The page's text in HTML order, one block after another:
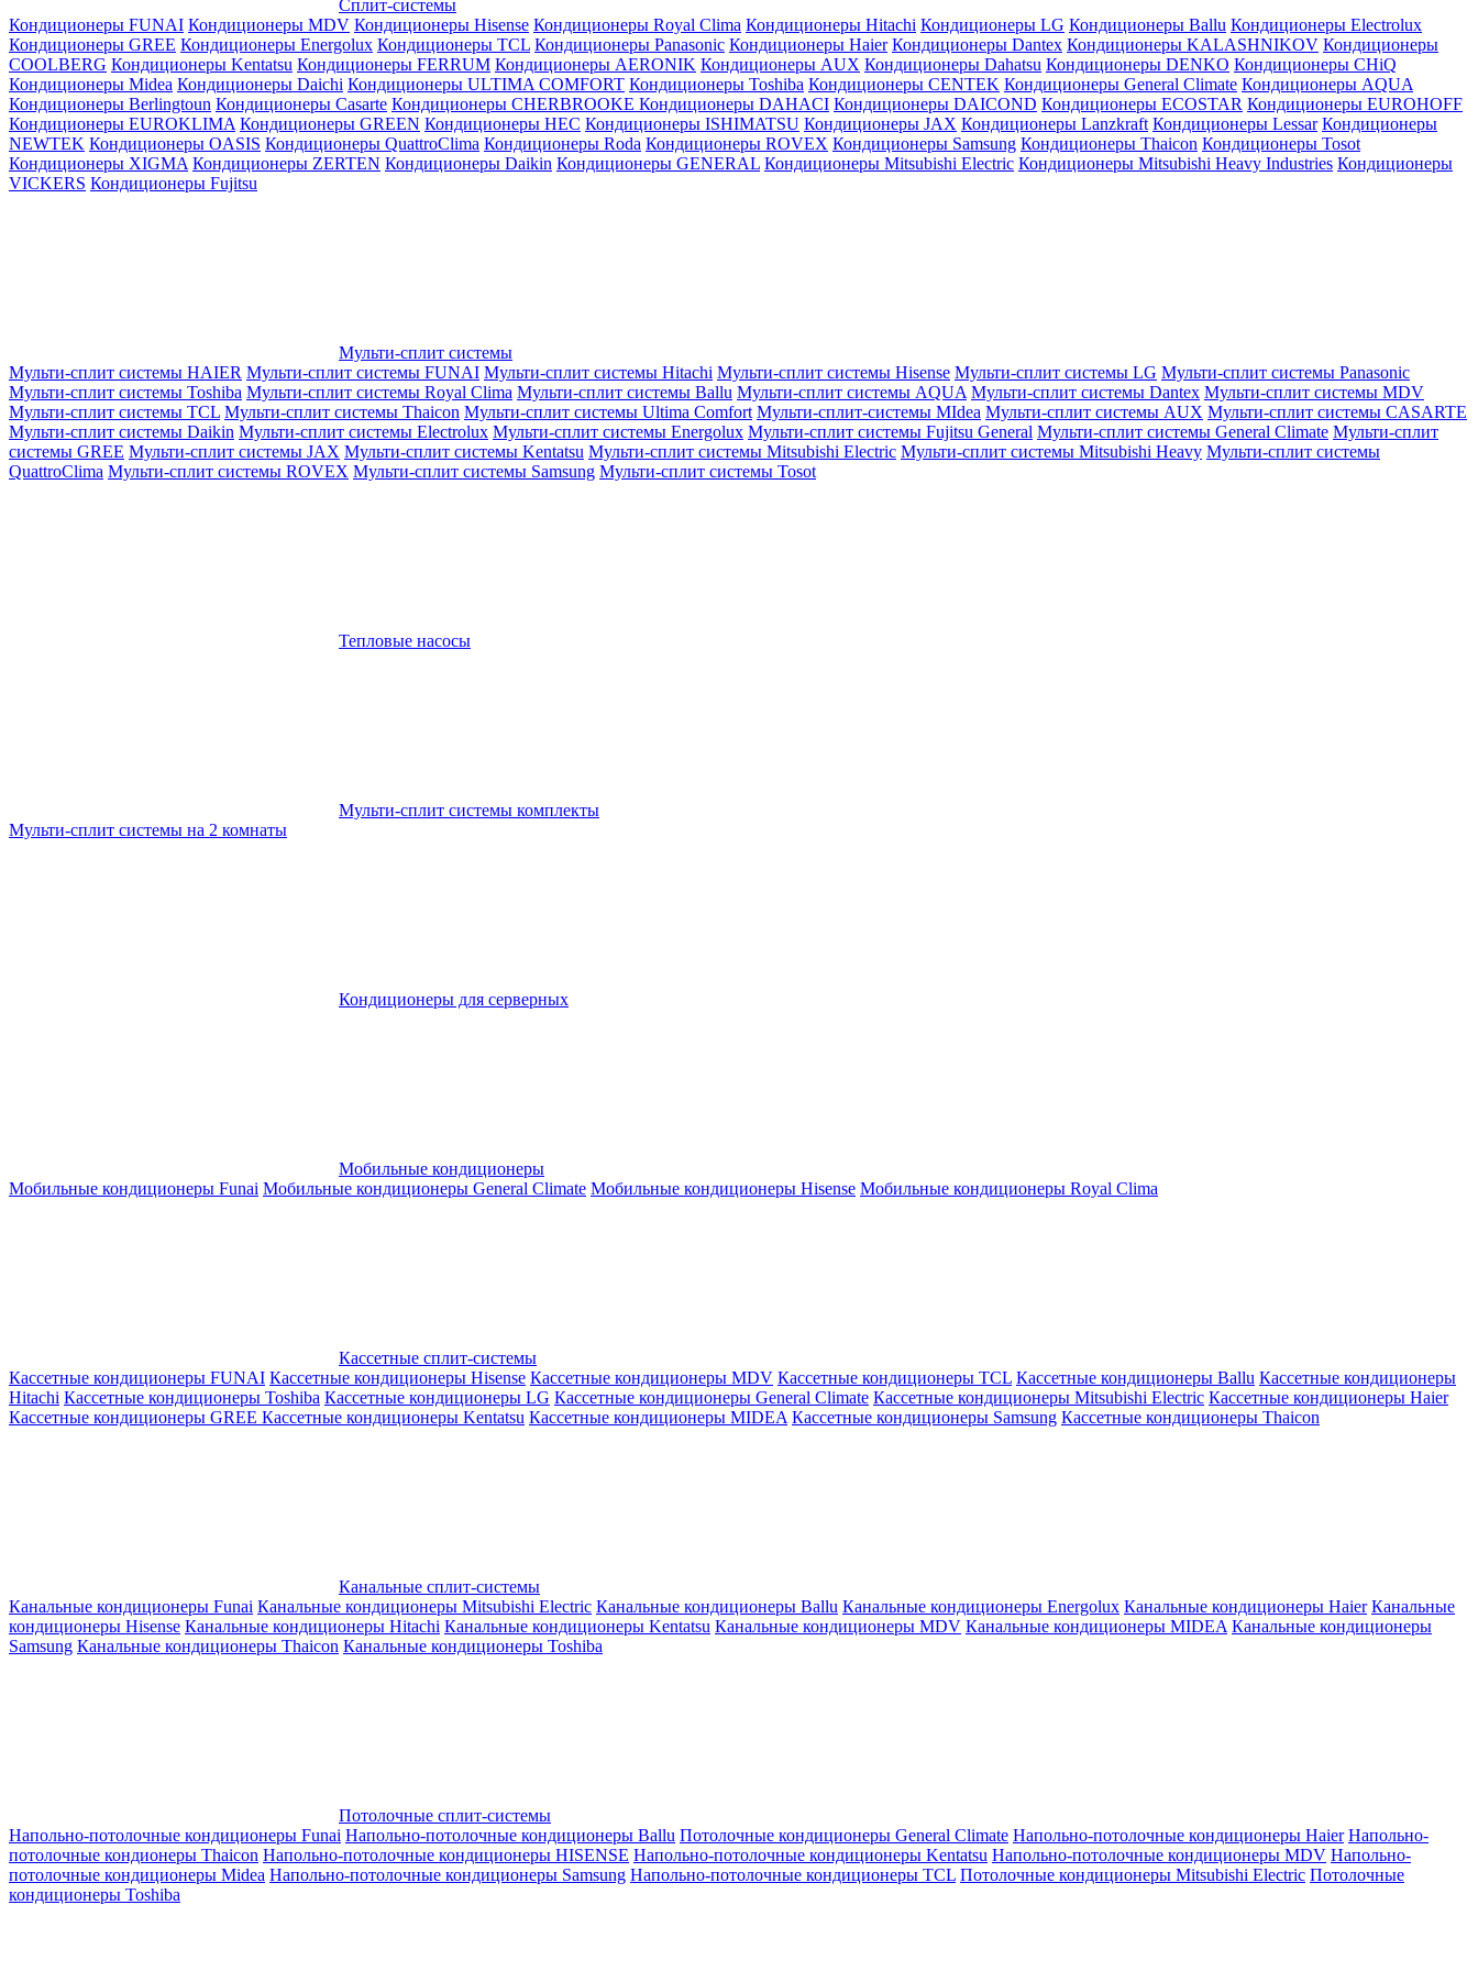
Сплит-системы
Кондиционеры FUNAI Кондиционеры MDV Кондиционеры Hisense Кондиционеры Royal Clima Кондиционеры Hitachi Кондиционеры LG Кондиционеры Ballu Кондиционеры Electrolux
Кондиционеры GREE Кондиционеры Energolux Кондиционеры TCL Кондиционеры Panasonic Кондиционеры Haier Кондиционеры Dantex Кондиционеры KALASHNIKOV Кондиционеры
СOOLBERG Кондиционеры Kentatsu Кондиционеры FERRUM Кондиционеры AERONIK Кондиционеры AUX Кондиционеры Dahatsu Кондиционеры DENKO Кондиционеры CHiQ
Кондиционеры Midea Кондиционеры Daichi Кондиционеры ULTIMA COMFORT Кондиционеры Toshiba Кондиционеры CENTEK Кондиционеры General Climate Кондиционеры AQUA
Кондиционеры Berlingtoun Кондиционеры Casarte Кондиционеры CHERBROOKE Кондиционеры DAHACI Кондиционеры DAICOND Кондиционеры ECOSTAR Кондиционеры EUROHOFF
Кондиционеры EUROKLIMA Кондиционеры GREEN Кондиционеры HEC Кондиционеры ISHIMATSU Кондиционеры JAX Кондиционеры Lanzkraft Кондиционеры Lessar Кондиционеры
NEWTEK Кондиционеры OASIS Кондиционеры QuattroClima Кондиционеры Roda Кондиционеры ROVEX Кондиционеры Samsung Кондиционеры Thaicon Кондиционеры Tosot
Кондиционеры XIGMA Кондиционеры ZERTEN Кондиционеры Daikin Кондиционеры GENERAL Кондиционеры Mitsubishi Electric Кондиционеры Mitsubishi Heavy Industries Кондиционеры
VICKERS Кондиционеры Fujitsu
Мульти-сплит системы
Мульти-сплит системы HAIER Мульти-сплит системы FUNAI Мульти-сплит системы Hitachi Мульти-сплит системы Hisense Мульти-сплит системы LG Мульти-сплит системы Panasonic
Мульти-сплит системы Toshiba Мульти-сплит системы Royal Clima Мульти-сплит системы Ballu Мульти-сплит системы AQUA Мульти-сплит системы Dantex Мульти-сплит системы MDV
Мульти-сплит системы TCL Мульти-сплит системы Thaicon Мульти-сплит системы Ultima Comfort Мульти-сплит-системы MIdea Мульти-сплит системы AUX Мульти-сплит системы CASARTE
Мульти-сплит системы Daikin Мульти-сплит системы Electrolux Мульти-сплит системы Energolux Мульти-сплит системы Fujitsu General Мульти-сплит системы General Climate Мульти-сплит
системы GREE Мульти-сплит системы JAX Мульти-сплит системы Kentatsu Мульти-сплит системы Mitsubishi Electric Мульти-сплит системы Mitsubishi Heavy Мульти-сплит системы
QuattroClima Мульти-сплит системы ROVEX Мульти-сплит системы Samsung Мульти-сплит системы Tosot
Тепловые насосы
Мульти-сплит системы комплекты
Мульти-сплит системы на 2 комнаты
Кондиционеры для серверных
Мобильные кондиционеры
Мобильные кондиционеры Funai Мобильные кондиционеры General Climate Мобильные кондиционеры Hisense Мобильные кондиционеры Royal Clima
Кассетные сплит-системы
Кассетные кондиционеры FUNAI Кассетные кондиционеры Hisense Кассетные кондиционеры MDV Кассетные кондиционеры TCL Кассетные кондиционеры Ballu Кассетные кондиционеры
Hitachi Кассетные кондиционеры Toshiba Кассетные кондиционеры LG Кассетные кондиционеры General Climate Кассетные кондиционеры Mitsubishi Electric Кассетные кондиционеры Haier
Кассетные кондиционеры GREE Кассетные кондиционеры Kentatsu Кассетные кондиционеры MIDEA Кассетные кондиционеры Samsung Кассетные кондиционеры Thaicon
Канальные сплит-системы
Канальные кондиционеры Funai Канальные кондиционеры Mitsubishi Electric Канальные кондиционеры Ballu Канальные кондиционеры Energolux Канальные кондиционеры Haier Канальные
кондиционеры Hisense Канальные кондиционеры Hitachi Канальные кондиционеры Kentatsu Канальные кондиционеры MDV Канальные кондиционеры MIDEA Канальные кондиционеры
Samsung Канальные кондиционеры Thaicon Канальные кондиционеры Toshiba
Потолочные сплит-системы
Напольно-потолочные кондиционеры Funai Напольно-потолочные кондиционеры Ballu Потолочные кондиционеры General Climate Напольно-потолочные кондиционеры Haier Напольно-
потолочные кондионеры Thaicon Напольно-потолочные кондиционеры HISENSE Напольно-потолочные кондиционеры Kentatsu Напольно-потолочные кондиционеры MDV Напольно-
потолочные кондиционеры Midea Напольно-потолочные кондиционеры Samsung Напольно-потолочные кондиционеры TCL Потолочные кондиционеры Mitsubishi Electric Потолочные
кондиционеры Toshiba